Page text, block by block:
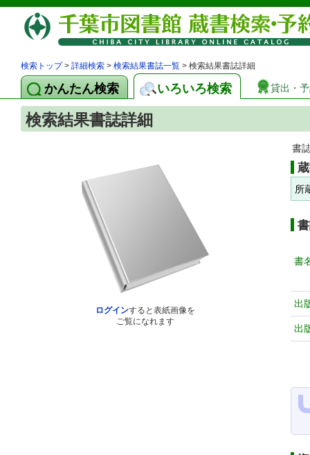
検索トップ> 詳細検索 > 検索結果書誌一覧 > 検索結果書誌詳細
かんたん検索 いろいろ検索 貸出・
検索結果書誌詳細
ログインすると表紙画像を
ご覧になれます
書
所
書
出
出